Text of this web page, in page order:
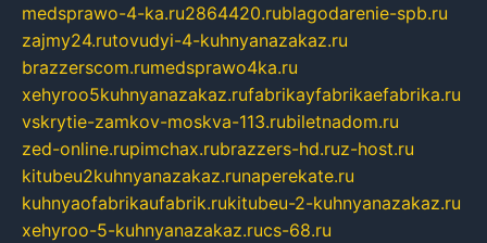
medsprawo-4-ka.ru2864420.rublagodarenie-spb.ru
zajmy24.rutovudyi-4-kuhnyanazakaz.ru
brazzerscom.rumedsprawo4ka.ru
xehyroo5kuhnyanazakaz.rufabrikayfabrikaefabrika.ru
vskrytie-zamkov-moskva-113.rubiletnadom.ru
zed-online.rupimchax.rubrazzers-hd.ruz-host.ru
kitubeu2kuhnyanazakaz.runaperekate.ru
kuhnyaofabrikaufabrik.rukitubeu-2-kuhnyanazakaz.ru
xehyroo-5-kuhnyanazakaz.rucs-68.ru